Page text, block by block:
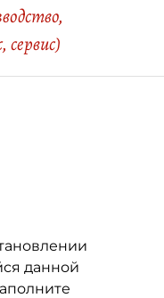
данной